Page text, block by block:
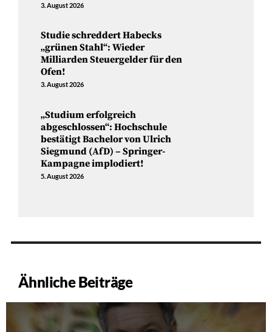
3. August 2026
Studie schreddert Habecks
„grünen Stahl“: Wieder
Milliarden Steuergelder für den
Ofen!
3. August 2026
„Studium erfolgreich
abgeschlossen“: Hochschule
bestätigt Bachelor von Ulrich
Siegmund (AfD) – Springer-
Kampagne implodiert!
5. August 2026
Ähnliche Beiträge